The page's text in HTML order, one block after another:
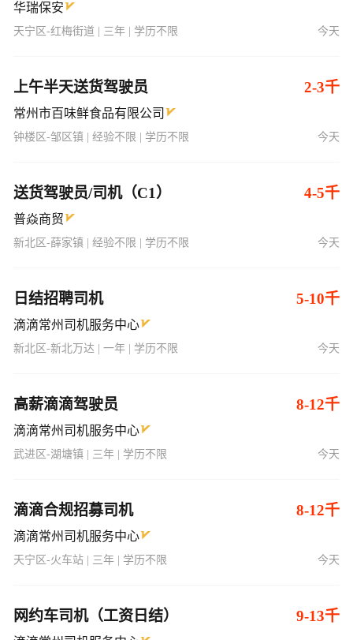
上午半天送货驾驶员 2-3千
钟楼区-邹区镇 | 经验不限 | 学历不限 今天
送货驾驶员/司机（C1） 4-5千
新北区-薛家镇 | 经验不限 | 学历不限 今天
日结招聘司机 5-10千
新北区-新北万达 | 一年 | 学历不限 今天
高薪滴滴驾驶员 8-12千
武进区-湖塘镇 | 三年 | 学历不限 今天
滴滴合规招募司机 8-12千
天宁区-火车站 | 三年 | 学历不限 今天
网约车司机（工资日结） 9-13千
钟楼区-宝龙广场 | 三年 | 学历不限 今天